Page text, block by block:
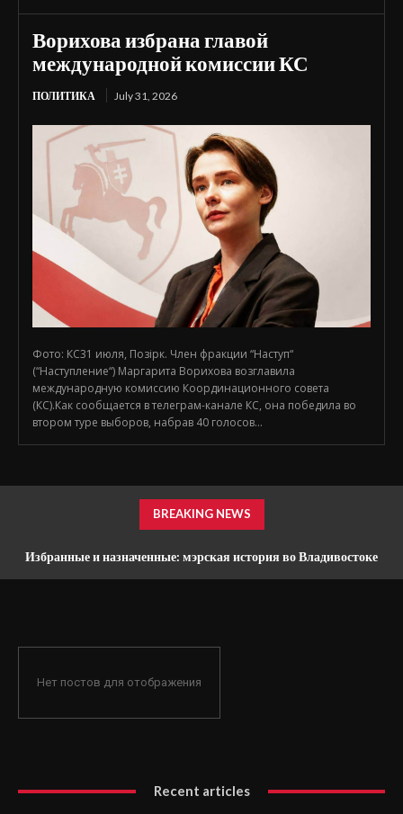
Ворихова избрана главой
международной комиссии КС
ПОЛИТИКА July 31, 2026
Фото: КС31 июля, Позірк. Член фракции “Наступ“
(“Наступление“) Маргарита Ворихова возглавила
международную комиссию Координационного совета
(КС).Как сообщается в телеграм-канале КС, она победила во
втором туре выборов, набрав 40 голосов...
BREAKING NEWS
Избранные и назначенные: мэрская история во Владивостоке
Нет постов для отображения
Recent articles